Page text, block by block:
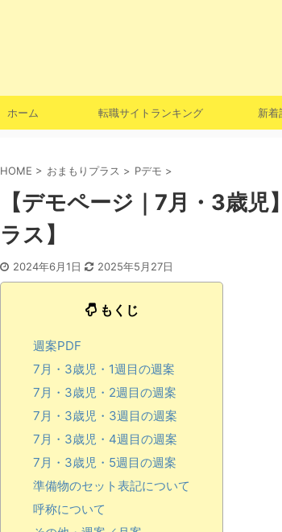
ホーム 転職サイトランキング 新着
HOME > おまもりプラス > Pデモ >
【デモページ｜7月・3歳
ラス】
2024年6月1日 2025年5月27日
もくじ
週案PDF
7月・3歳児・1週目の週案
7月・3歳児・2週目の週案
7月・3歳児・3週目の週案
7月・3歳児・4週目の週案
7月・3歳児・5週目の週案
準備物のセット表記について
呼称について